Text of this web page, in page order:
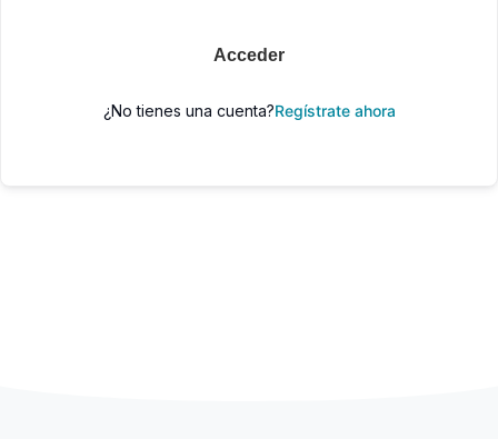
Acceder
¿No tienes una cuenta?Regístrate ahora